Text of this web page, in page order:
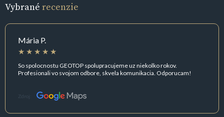
Vybrané recenzie
Mária P.
So spolocnostu GEOTOP spolupracujeme uz niekolko rokov.
Profesionali vo svojom odbore, skvela komunikacia. Odporucam!
Zdroj: